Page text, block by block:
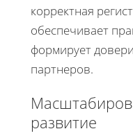
корректная
обеспечивает
формирует
партнеров.
развитие